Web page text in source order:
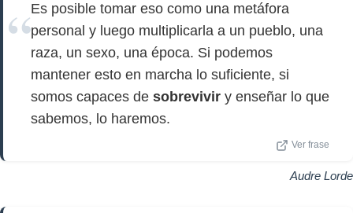
Es posible tomar eso como una metáfora
personal y luego multiplicarla a un pueblo, una
raza, un sexo, una época. Si podemos
mantener esto en marcha lo suficiente, si
somos capaces de sobrevivir y enseñar lo que
sabemos, lo haremos.
Ver frase
Audre Lorde